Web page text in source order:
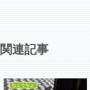
関連記事
ちょうちょ